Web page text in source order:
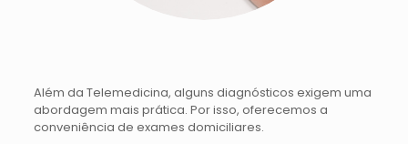
Além da Telemedicina, alguns diagnósticos exigem uma
abordagem mais prática. Por isso, oferecemos a
conveniência de exames domiciliares.